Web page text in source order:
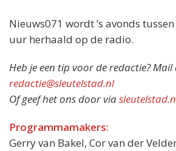
Nieuws071 wordt ’s avonds
uur herhaald op de radio.
Heb je een tip voor de redactie?
redactie@sleutelstad.nl
Of geef het ons door via
Programmamakers:
Gerry van Bakel, Cor van der